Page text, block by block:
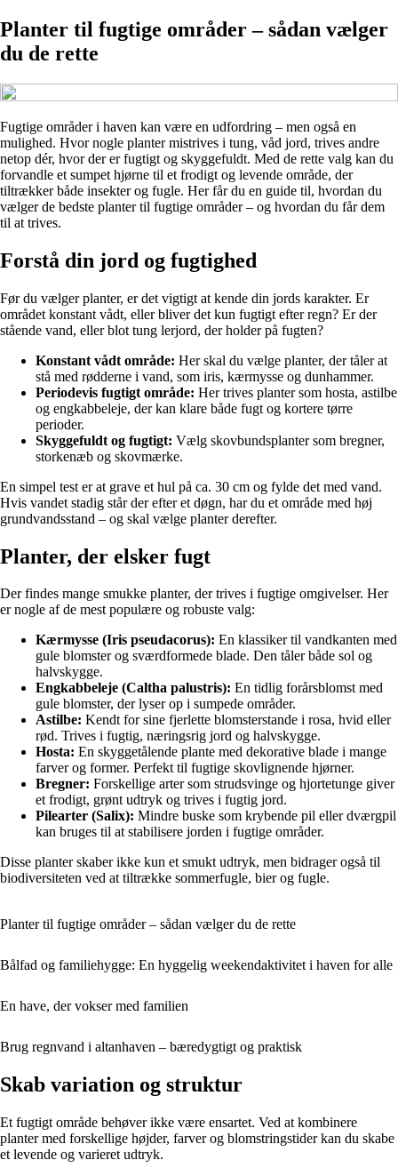
Planter til fugtige områder – sådan vælger
du de rette
Fugtige områder i haven kan være en udfordring – men også en
mulighed. Hvor nogle planter mistrives i tung, våd jord, trives andre
netop dér, hvor der er fugtigt og skyggefuldt. Med de rette valg kan du
forvandle et sumpet hjørne til et frodigt og levende område, der
tiltrækker både insekter og fugle. Her får du en guide til, hvordan du
vælger de bedste planter til fugtige områder – og hvordan du får dem
til at trives.
Forstå din jord og fugtighed
Før du vælger planter, er det vigtigt at kende din jords karakter. Er
området konstant vådt, eller bliver det kun fugtigt efter regn? Er der
stående vand, eller blot tung lerjord, der holder på fugten?
Konstant vådt område: Her skal du vælge planter, der tåler at
stå med rødderne i vand, som iris, kærmysse og dunhammer.
Periodevis fugtigt område: Her trives planter som hosta, astilbe
og engkabbeleje, der kan klare både fugt og kortere tørre
perioder.
Skyggefuldt og fugtigt: Vælg skovbundsplanter som bregner,
storkenæb og skovmærke.
En simpel test er at grave et hul på ca. 30 cm og fylde det med vand.
Hvis vandet stadig står der efter et døgn, har du et område med høj
grundvandsstand – og skal vælge planter derefter.
Planter, der elsker fugt
Der findes mange smukke planter, der trives i fugtige omgivelser. Her
er nogle af de mest populære og robuste valg:
Kærmysse (Iris pseudacorus): En klassiker til vandkanten med
gule blomster og sværdformede blade. Den tåler både sol og
halvskygge.
Engkabbeleje (Caltha palustris): En tidlig forårsblomst med
gule blomster, der lyser op i sumpede områder.
Astilbe: Kendt for sine fjerlette blomsterstande i rosa, hvid eller
rød. Trives i fugtig, næringsrig jord og halvskygge.
Hosta: En skyggetålende plante med dekorative blade i mange
farver og former. Perfekt til fugtige skovlignende hjørner.
Bregner: Forskellige arter som strudsvinge og hjortetunge giver
et frodigt, grønt udtryk og trives i fugtig jord.
Pilearter (Salix): Mindre buske som krybende pil eller dværgpil
kan bruges til at stabilisere jorden i fugtige områder.
Disse planter skaber ikke kun et smukt udtryk, men bidrager også til
biodiversiteten ved at tiltrække sommerfugle, bier og fugle.
Planter til fugtige områder – sådan vælger du de rette
Bålfad og familiehygge: En hyggelig weekendaktivitet i haven for alle
En have, der vokser med familien
Brug regnvand i altanhaven – bæredygtigt og praktisk
Skab variation og struktur
Et fugtigt område behøver ikke være ensartet. Ved at kombinere
planter med forskellige højder, farver og blomstringstider kan du skabe
et levende og varieret udtryk.